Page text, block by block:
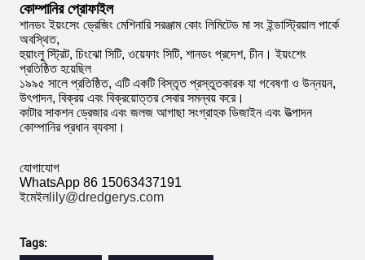
কোম্পানির প্রোফাইল
শানডং ইয়ংসেং ড্রেজিং মেশিনারি সরঞ্জাম কোং লিমিটেড মা সং ইন্ডাস্ট্রিয়াল পার্কে
অবস্থিত,
হুয়াংলু স্ট্রিট, চিংঝো সিটি, ওয়েফাং সিটি, শানডং প্রদেশ, চীন। ইয়ংশেং
প্রতিষ্ঠিত হয়েছিল
১৯৯৫ সালে প্রতিষ্ঠিত, এটি একটি বিস্তৃত প্রস্তুতকারক যা গবেষণা ও উন্নয়ন,
উৎপাদন, বিক্রয় এবং বিক্রয়োত্তর সেবার সমন্বয় করে।
কাটার সাকশন ড্রেজার এবং জলজ আগাছা সংগ্রাহক ডিজাইন এবং উত্পাদন
কোম্পানির প্রধান ব্যবসা।
যোগাযোগ
WhatsApp 86 15063437191
ইমেইলlily@dredgerys.com
Tags: